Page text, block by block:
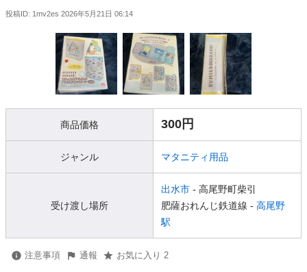
投稿ID: 1mv2es 2026年5月21日 06:14
商品価格 300円
ジャンル マタニティ用品
受け渡し場所
出水市 - 高尾野町柴引
肥薩おれんじ鉄道線 - 高尾野
駅
注意事項 通報 お気に入り 2